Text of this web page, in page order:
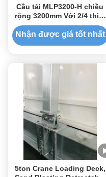
Cầu tải MLP3200-H chiều
rộng 3200mm Với 2/4 thiết
bị
Nhận được giá tốt nhất
5ton Crane Loading Deck,